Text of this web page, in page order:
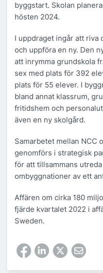
byggstart. Skolan
hösten 2024.
I uppdraget ingår att riva
och uppföra en ny. Den
att inrymma grundskola
sex med plats för 392
plats för 55 elever. I
bland annat klassrum,
fritidshem och
även en ny skolgård.
Samarbetet mellan NCC
genomförs i strategisk
för att tillsammans
ombyggnationer av ett
Affären om cirka 180
fjärde kvartalet 2022 i
Sweden.